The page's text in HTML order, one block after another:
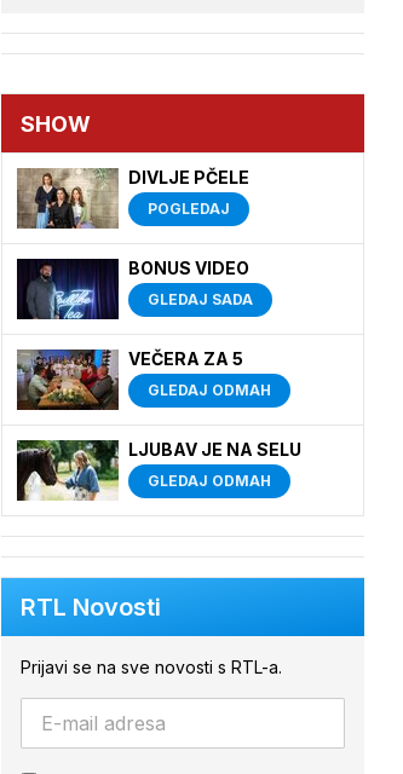
SHOW
DIVLJE PČELE
POGLEDAJ
BONUS VIDEO
GLEDAJ SADA
VEČERA ZA 5
GLEDAJ ODMAH
LJUBAV JE NA SELU
GLEDAJ ODMAH
RTL Novosti
Prijavi se na sve novosti s RTL-a.